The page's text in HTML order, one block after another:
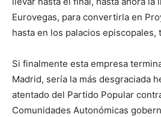
Eurovegas, para convertirla en
hasta en los palacios episcopales,
Si finalmente esta empresa
Madrid, sería la más desgraciada
atentado del Partido Popular
Comunidades Autonómicas